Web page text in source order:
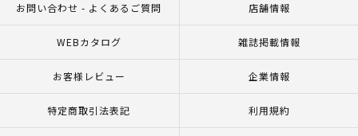
お問い合わせ - よくあるご質問 店舗情報
WEBカタログ 雑誌掲載情報
お客様レビュー 企業情報
特定商取引法表記 利用規約